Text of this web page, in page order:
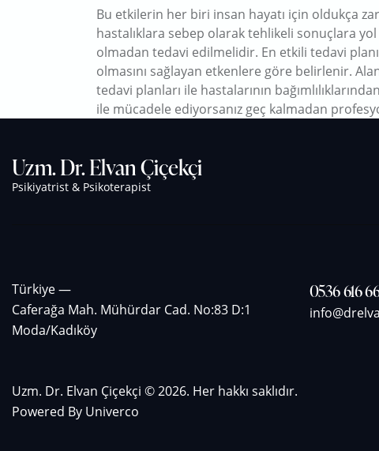
Bu etkilerin her biri insan hayatı için oldukça
hastalıklara sebep olarak tehlikeli sonuçlara yol
olmadan tedavi edilmelidir. En etkili tedavi
olmasını sağlayan etkenlere göre belirlenir.
tedavi planları ile hastalarının
ile mücadele ediyorsanız geç kalmadan
Uzm. Dr. Elvan Çiçekçi
Psikiyatrist & Psikoterapist
Türkiye —
Caferağa Mah. Mühürdar Cad. No:83 D:1
Moda/Kadıköy
0536 616
Uzm. Dr. Elvan Çiçekçi © 2026. Her hakkı saklıdır.
Powered By Univerco